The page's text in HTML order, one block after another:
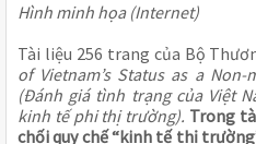
Hình minh họa (Internet)
Tài liệu 256 trang của Bộ
of Vietnam’s Status as a
(Đánh giá tình trạng của Việt
kinh tế phi thị trường). Trong
chối quy chế “kinh tế thị